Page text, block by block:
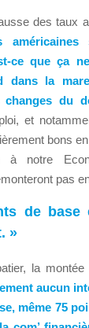
des taux
ce que ça
dans la
changes du
et
bons
à notre
pas
de base
»
la
aucun
même 75